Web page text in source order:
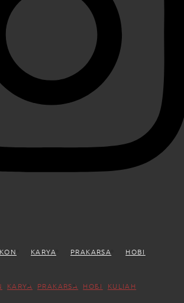
KARYA PRAKARSA
HOBI
KARYA PRAKARSA HOBI KULIAH